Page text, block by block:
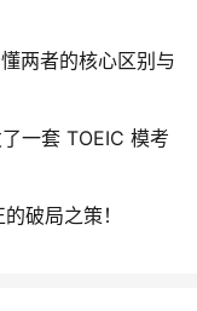
两者的核心区别与
一套 TOEIC 模考
破局之策！